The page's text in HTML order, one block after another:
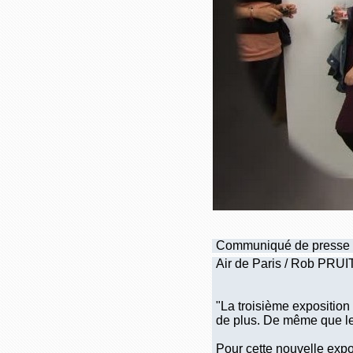
Communiqué de presse
Air de Paris / Rob
"La troisième
de plus. De même que
Pour cette nouvelle